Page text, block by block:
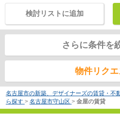
検討リストに追加
さらに条件を
物件リクエ
名古屋市の新築、デザイナーズの賃貸・不
ら探す > 名古屋市守山区 > 金屋の賃貸